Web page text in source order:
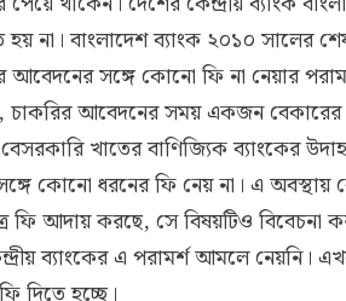
হয় না। বাংলাদেশ ব্যাংক ২০১০ সালের
সঙ্গে কোনো ফি না নেয়ার
চাকরির আবেদনের সময় একজন বেকারের
খাতের বাণিজ্যিক ব্যাংকের
কোনো ধরনের ফি নেয় না। এ অবস্থায়
ফি আদায় করছে, সে বিষয়টিও
ব্যাংকের এ পরামর্শ আমলে নেয়নি।